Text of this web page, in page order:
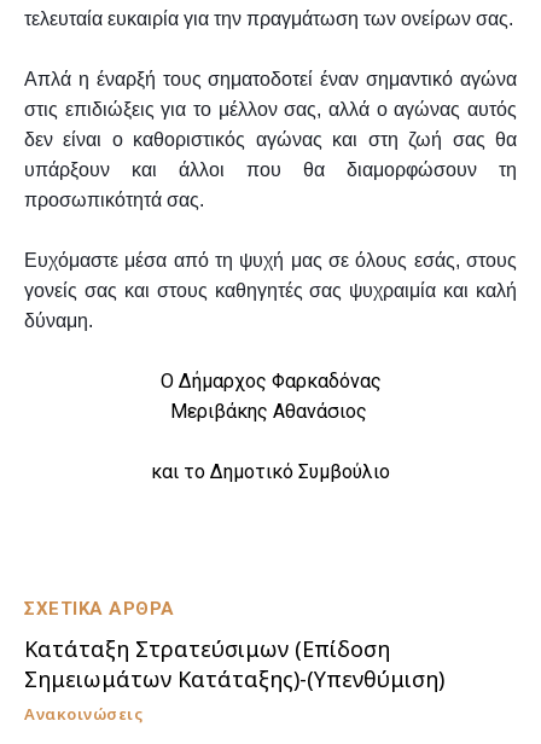
ΣΧΕΤΙΚΑ ΑΡΘΡΑ
Κατάταξη Στρατεύσιμων (Επίδοση
Σημειωμάτων Κατάταξης)-(Υπενθύμιση)
Ανακοινώσεις
τελευταία ευκαιρία για την πραγμάτωση των ονείρων σας.
Απλά η έναρξή τους σηματοδοτεί έναν σημαντικό αγώνα
στις επιδιώξεις για το μέλλον σας, αλλά ο αγώνας αυτός
δεν είναι ο καθοριστικός αγώνας και στη ζωή σας θα
υπάρξουν και άλλοι που θα διαμορφώσουν τη
προσωπικότητά σας.
Ευχόμαστε μέσα από τη ψυχή μας σε όλους εσάς, στους
γονείς σας και στους καθηγητές σας ψυχραιμία και καλή
δύναμη.
Ο Δήμαρχος Φαρκαδόνας
Μεριβάκης Αθανάσιος
και το Δημοτικό Συμβούλιο